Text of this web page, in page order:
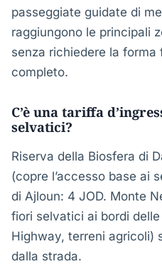
passeggiate guidate di
raggiungono le principali
senza richiedere la forma
completo.
C’è una tariffa
selvatici?
Riserva della Biosfera di
(copre l’accesso base ai
di Ajloun: 4 JOD. Monte
fiori selvatici ai bordi delle
Highway, terreni agricoli)
dalla strada.